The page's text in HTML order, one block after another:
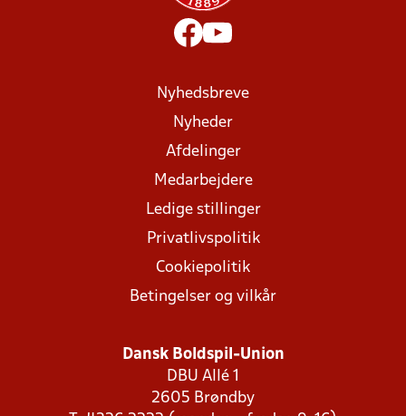
Nyhedsbreve
Nyheder
Afdelinger
Medarbejdere
Ledige stillinger
Privatlivspolitik
Cookiepolitik
Betingelser og vilkår
Dansk Boldspil-Union
DBU Allé 1
2605 Brøndby